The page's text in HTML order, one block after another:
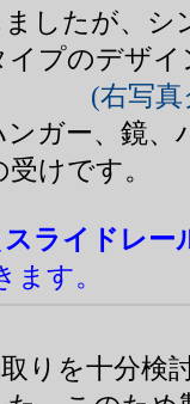
したが、シ
プのデザイ
。 (右写
ガー、鏡、
けです。
スライドレー
ます。
りを十分検